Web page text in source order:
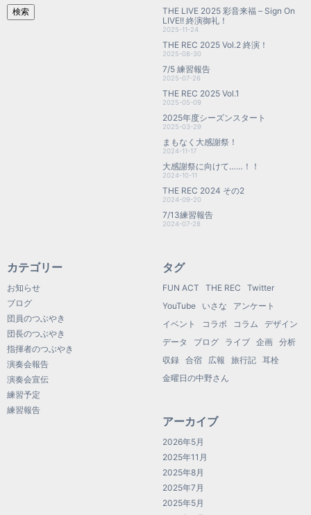
検索
THE LIVE 2025 彩音来福 – Sign On
LIVE!! 終演御礼！
2025-11-24
THE REC 2025 Vol.2 終演！
2025-08-30
7/5 練習報告
2025-07-26
THE REC 2025 Vol.1
2025-05-09
2025年度シーズンスタート
2025-03-29
まもなく大感謝祭！
2024-11-17
大感謝祭に向けて……！！
2024-10-11
THE REC 2024 その2
2024-09-20
7/13練習報告
2024-07-28
カテゴリー
お知らせ
ブログ
団員のつぶやき
団長のつぶやき
指揮者のつぶやき
演奏会報告
演奏会宣伝
練習予定
練習報告
タグ
FUN ACT THE REC
Twitter
YouTube
いさな
アンケート
イベント
コラボ コラム
デザイン
データ
ブログ ライブ 企画
分析
収録
合宿 広報 旅行記
耳栓
金曜日の中野さん
アーカイブ
2026年5月
2025年11月
2025年8月
2025年7月
2025年5月